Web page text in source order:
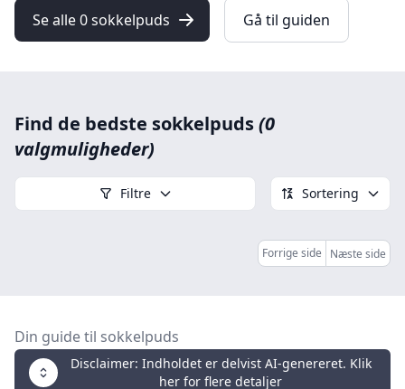
Se alle 0 sokkelpuds Gå til guiden
Find de bedste sokkelpuds(0
valgmuligheder)
Filtre Sortering
Forrige side Næste side
Din guide til sokkelpuds
Disclaimer: Indholdet er delvist AI-genereret. Klik
her for flere detaljer